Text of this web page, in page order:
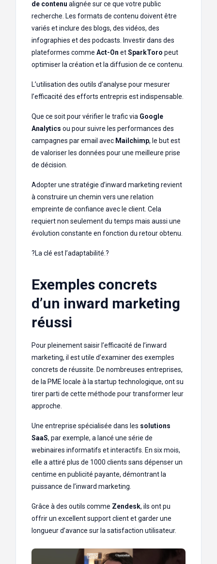
de contenu alignée sur ce que votre public
recherche. Les formats de contenu doivent être
variés et inclure des blogs, des vidéos, des
infographies et des podcasts. Investir dans des
plateformes comme Act-On etSparkToro peut
optimiser la création et la diffusion de ce contenu.
L’utilisation des outils d’analyse pour mesurer
l’efficacité des efforts entrepris est indispensable.
Que ce soit pour vérifier le trafic via Google
Analytics ou pour suivre les performances des
campagnes par email avec Mailchimp, le but est
de valoriser les données pour une meilleure prise
de décision.
Adopter une stratégie d’inward marketing revient
à construire un chemin vers une relation
empreinte de confiance avec le client. Cela
requiert non seulement du temps mais aussi une
évolution constante en fonction du retour obtenu.
?️La clé est l’adaptabilité.?️
Exemples concrets
d’un inward marketing
réussi
Pour pleinement saisir l’efficacité de l’inward
marketing, il est utile d’examiner des exemples
concrets de réussite. De nombreuses entreprises,
de la PME locale à la startup technologique, ont su
tirer parti de cette méthode pour transformer leur
approche.
Une entreprise spécialisée dans les solutions
SaaS, par exemple, a lancé une série de
webinaires informatifs et interactifs. En six mois,
elle a attiré plus de 1000 clients sans dépenser un
centime en publicité payante, démontrant la
puissance de l’inward marketing.
Grâce à des outils comme Zendesk, ils ont pu
offrir un excellent support client et garder une
longueur d’avance sur la satisfaction utilisateur.